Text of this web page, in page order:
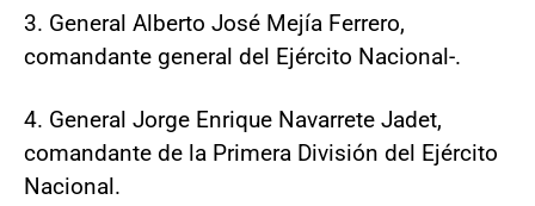
3. General Alberto José Mejía Ferrero,
comandante general del Ejército Nacional-.
4. General Jorge Enrique Navarrete Jadet,
comandante de la Primera División del Ejército
Nacional.